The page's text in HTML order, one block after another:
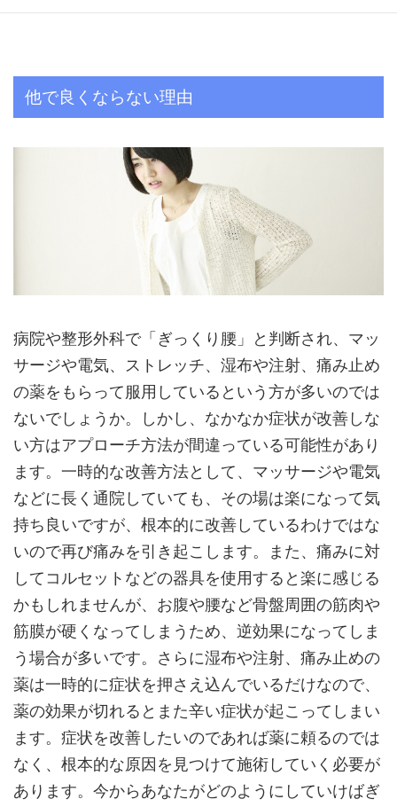
他で良くならない理由
病院や整形外科で「ぎっくり腰」と判断され、マッ
サージや電気、ストレッチ、湿布や注射、痛み止め
の薬をもらって服用しているという方が多いのでは
ないでしょうか。しかし、なかなか症状が改善しな
い方はアプローチ方法が間違っている可能性があり
ます。一時的な改善方法として、マッサージや電気
などに長く通院していても、その場は楽になって気
持ち良いですが、根本的に改善しているわけではな
いので再び痛みを引き起こします。また、痛みに対
してコルセットなどの器具を使用すると楽に感じる
かもしれませんが、お腹や腰など骨盤周囲の筋肉や
筋膜が硬くなってしまうため、逆効果になってしま
う場合が多いです。さらに湿布や注射、痛み止めの
薬は一時的に症状を押さえ込んでいるだけなので、
薬の効果が切れるとまた辛い症状が起こってしまい
ます。症状を改善したいのであれば薬に頼るのでは
なく、根本的な原因を見つけて施術していく必要が
あります。今からあなたがどのようにしていけばぎ